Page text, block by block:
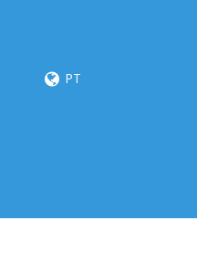
PT